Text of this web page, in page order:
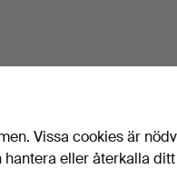
Vissa cookies är
eller återkalla ditt